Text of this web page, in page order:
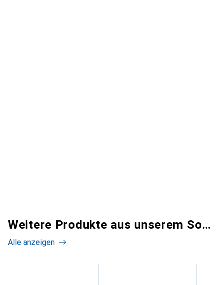
Weitere Produkte aus unserem Sortiment
Alle anzeigen